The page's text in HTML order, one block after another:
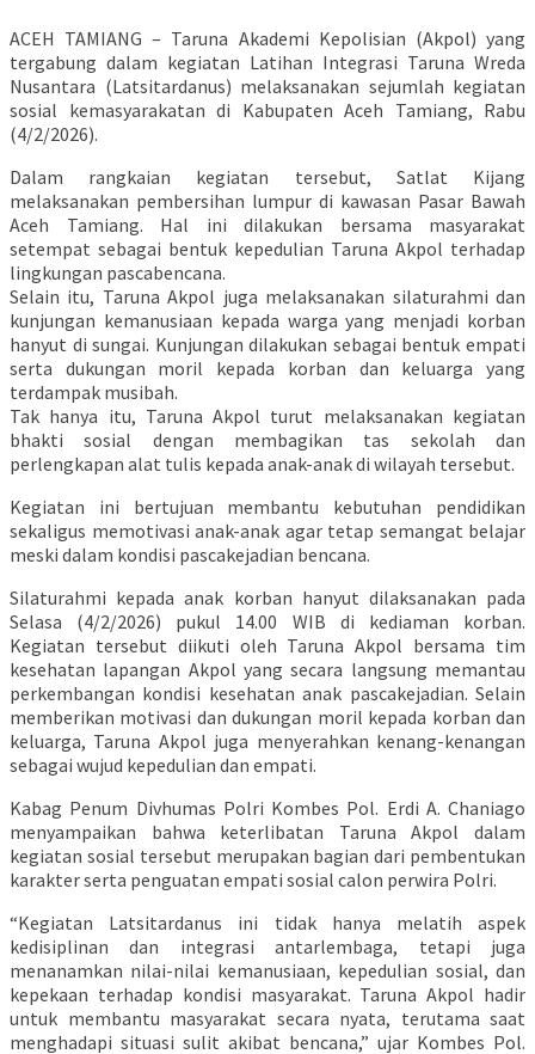
ACEH TAMIANG – Taruna Akademi Kepolisian (Akpol) yang
tergabung dalam kegiatan Latihan Integrasi Taruna Wreda
Nusantara (Latsitardanus) melaksanakan sejumlah kegiatan
sosial kemasyarakatan di Kabupaten Aceh Tamiang, Rabu
(4/2/2026).
Dalam rangkaian kegiatan tersebut, Satlat Kijang
melaksanakan pembersihan lumpur di kawasan Pasar Bawah
Aceh Tamiang. Hal ini dilakukan bersama masyarakat
setempat sebagai bentuk kepedulian Taruna Akpol terhadap
lingkungan pascabencana.
Selain itu, Taruna Akpol juga melaksanakan silaturahmi dan
kunjungan kemanusiaan kepada warga yang menjadi korban
hanyut di sungai. Kunjungan dilakukan sebagai bentuk empati
serta dukungan moril kepada korban dan keluarga yang
terdampak musibah.
Tak hanya itu, Taruna Akpol turut melaksanakan kegiatan
bhakti sosial dengan membagikan tas sekolah dan
perlengkapan alat tulis kepada anak-anak di wilayah tersebut.
Kegiatan ini bertujuan membantu kebutuhan pendidikan
sekaligus memotivasi anak-anak agar tetap semangat belajar
meski dalam kondisi pascakejadian bencana.
Silaturahmi kepada anak korban hanyut dilaksanakan pada
Selasa (4/2/2026) pukul 14.00 WIB di kediaman korban.
Kegiatan tersebut diikuti oleh Taruna Akpol bersama tim
kesehatan lapangan Akpol yang secara langsung memantau
perkembangan kondisi kesehatan anak pascakejadian. Selain
memberikan motivasi dan dukungan moril kepada korban dan
keluarga, Taruna Akpol juga menyerahkan kenang-kenangan
sebagai wujud kepedulian dan empati.
Kabag Penum Divhumas Polri Kombes Pol. Erdi A. Chaniago
menyampaikan bahwa keterlibatan Taruna Akpol dalam
kegiatan sosial tersebut merupakan bagian dari pembentukan
karakter serta penguatan empati sosial calon perwira Polri.
“Kegiatan Latsitardanus ini tidak hanya melatih aspek
kedisiplinan dan integrasi antarlembaga, tetapi juga
menanamkan nilai-nilai kemanusiaan, kepedulian sosial, dan
kepekaan terhadap kondisi masyarakat. Taruna Akpol hadir
untuk membantu masyarakat secara nyata, terutama saat
menghadapi situasi sulit akibat bencana,” ujar Kombes Pol.